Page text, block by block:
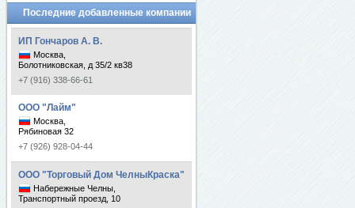
Последние добавленные компании
ИП Гончаров А. В.
Москва,
Болотниковская, д 35/2 кв38
+7 (916) 338-66-61
ООО "Лайм"
Москва,
Рябиновая 32
+7 (926) 928-04-44
ООО "Торговый Дом ЧелныКраска"
Набережные Челны,
Транспортный проезд, 10